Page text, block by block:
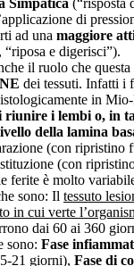
di
ad una maggiore
“riposa e digerisci”).
il ruolo che
dei tessuti. Infatti i
in
riunire i lembi o, in
della lamina
(con ripristino
(con
ferite è molto
sono: Il tessuto
in cui verte
dai 60 ai 360
sono: Fase
21 giorni), Fase di